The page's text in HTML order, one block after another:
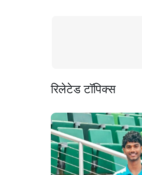
रिलेटेड टॉपिक्स